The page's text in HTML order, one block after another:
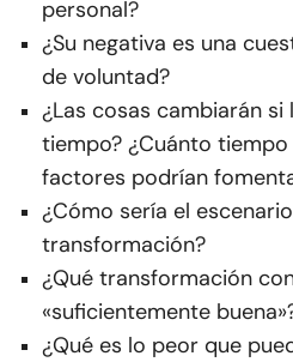
personal?
¿Su negativa es una
de voluntad?
¿Las cosas cambiarán si
tiempo? ¿Cuánto
factores podrían
¿Cómo sería el
transformación?
¿Qué transformación
«suficientemente
¿Qué es lo peor que